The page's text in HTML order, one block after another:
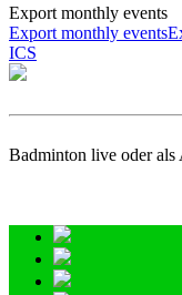
Export monthly events
Export monthly
ICS
Badminton live oder als